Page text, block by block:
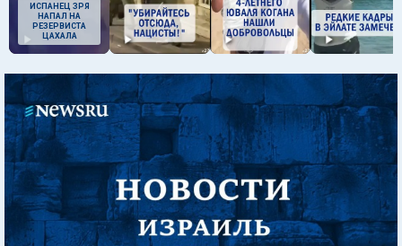
ИСПАНЕЦ ЗРЯ
НАПАЛ НА
РЕЗЕРВИСТА
ЦАХАЛА